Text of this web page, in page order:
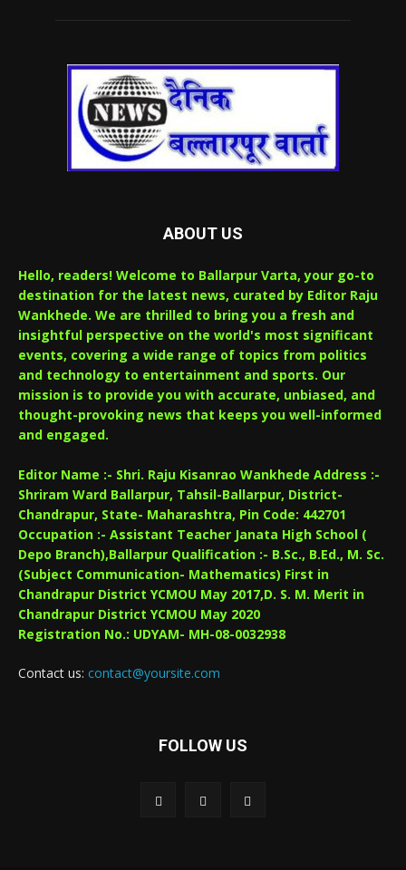
ABOUT US
Hello, readers! Welcome to Ballarpur Varta, your go-to
destination for the latest news, curated by Editor Raju
Wankhede. We are thrilled to bring you a fresh and
insightful perspective on the world's most significant
events, covering a wide range of topics from politics
and technology to entertainment and sports. Our
mission is to provide you with accurate, unbiased, and
thought-provoking news that keeps you well-informed
and engaged.
Editor Name :- Shri. Raju Kisanrao Wankhede Address :-
Shriram Ward Ballarpur, Tahsil-Ballarpur, District-
Chandrapur, State- Maharashtra, Pin Code: 442701
Occupation :- Assistant Teacher Janata High School (
Depo Branch),Ballarpur Qualification :- B.Sc., B.Ed., M. Sc.
(Subject Communication- Mathematics) First in
Chandrapur District YCMOU May 2017,D. S. M. Merit in
Chandrapur District YCMOU May 2020
Registration No.: UDYAM- MH-08-0032938
Contact us: contact@yoursite.com
FOLLOW US